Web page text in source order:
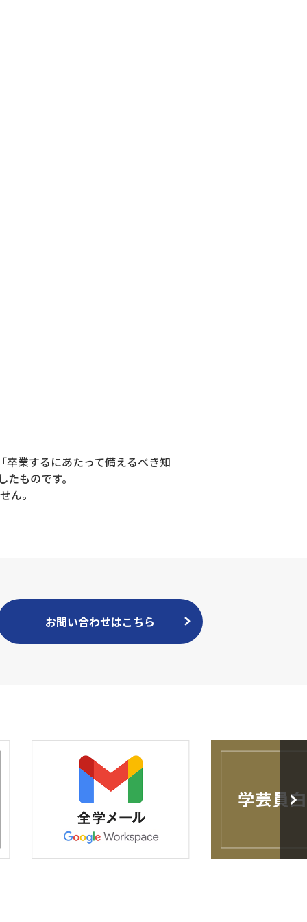
業するにあたって備えるべき知
ものです。
ん。
お問い合わせはこちら